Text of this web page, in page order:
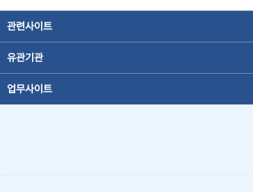
관련사이트
유관기관
업무사이트